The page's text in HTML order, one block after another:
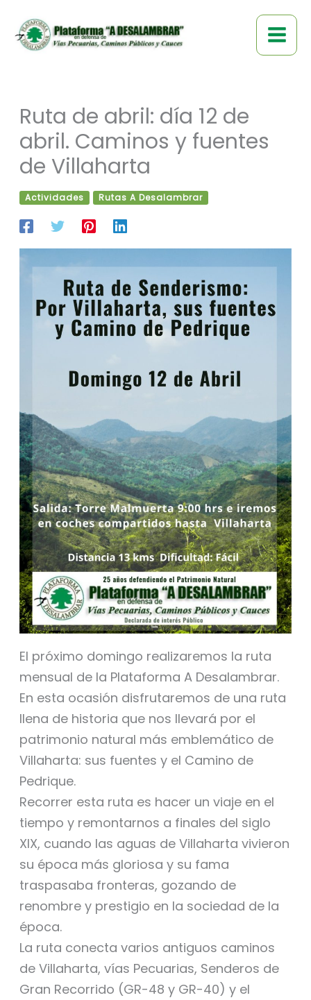
contenido
Ruta de abril: día 12 de
abril. Caminos y fuentes
de Villaharta
Actividades Rutas A Desalambrar
El próximo domingo realizaremos la ruta
mensual de la Plataforma A Desalambrar.
En esta ocasión disfrutaremos de una ruta
llena de historia que nos llevará por el
patrimonio natural más emblemático de
Villaharta: sus fuentes y el Camino de
Pedrique.
Recorrer esta ruta es hacer un viaje en el
tiempo y remontarnos a finales del siglo
XIX, cuando las aguas de Villaharta vivieron
su época más gloriosa y su fama
traspasaba fronteras, gozando de
renombre y prestigio en la sociedad de la
época.
La ruta conecta varios antiguos caminos
de Villaharta, vías Pecuarias, Senderos de
Gran Recorrido (GR-48 y GR-40) y el